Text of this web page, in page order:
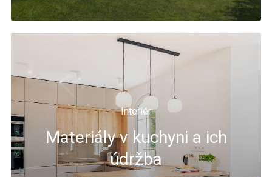
Interiér
Materiály v kuchyni a ich
údržba